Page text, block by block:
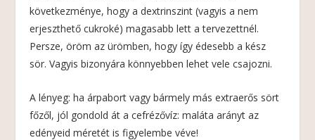
következménye, hogy a dextrinszint (vagyis a nem
erjeszthető cukroké) magasabb lett a tervezettnél.
Persze, öröm az ürömben, hogy így édesebb a kész
sör. Vagyis bizonyára könnyebben lehet vele csajozni.
A lényeg: ha árpabort vagy bármely más extraerős sört
főzől, jól gondold át a cefrézővíz: maláta arányt az
edényeid méretét is figyelembe véve!